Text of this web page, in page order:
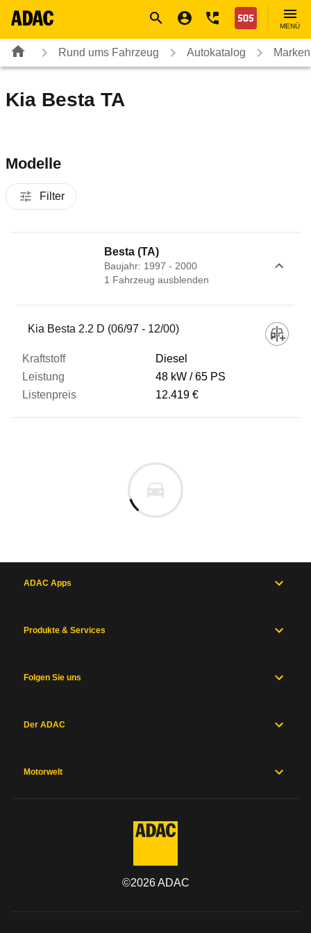
Nothilfe
MENÜ
Rund ums Fahrzeug Autokatalog
Kia Besta TA
Modelle
Filter
Besta (TA)
Baujahr: 1997 - 2000
1 Fahrzeug ausblenden
Fahrzeug
Kraftstoff
Leistung
Zum Vergleich hinzufügen
Kia Besta 2.2 D (06/97 - 12/00)
Diesel
48 kW
65 PS
12.419 €
ADAC Apps
Produkte & Services
Folgen Sie uns
Der ADAC
Motorwelt
©2026ADAC